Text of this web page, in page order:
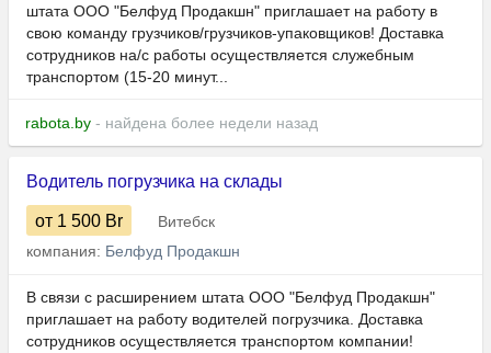
штата ООО "Белфуд Продакшн" приглашает на работу в
свою команду грузчиков/грузчиков-упаковщиков! Доставка
сотрудников на/с работы осуществляется служебным
транспортом (15-20 минут...
rabota.by - найдена более недели назад
Водитель погрузчика на склады
от 1 500 Br
Витебск
компания: Белфуд Продакшн
В связи с расширением штата ООО "Белфуд Продакшн"
приглашает на работу водителей погрузчика. Доставка
сотрудников осуществляется транспортом компании!